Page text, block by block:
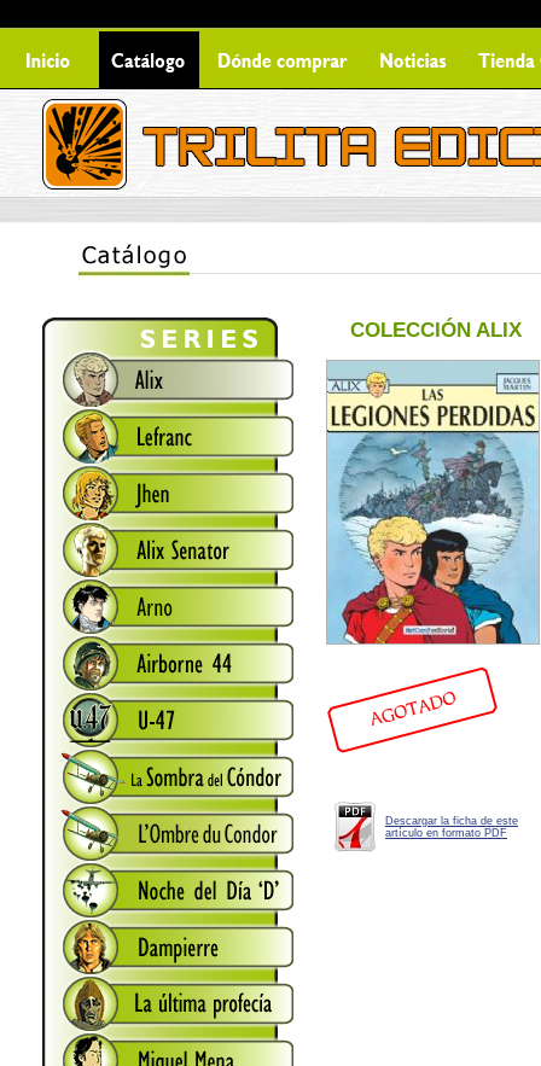
COLECCIÓN ALIX
Descargar la ficha de este
artículo en formato PDF